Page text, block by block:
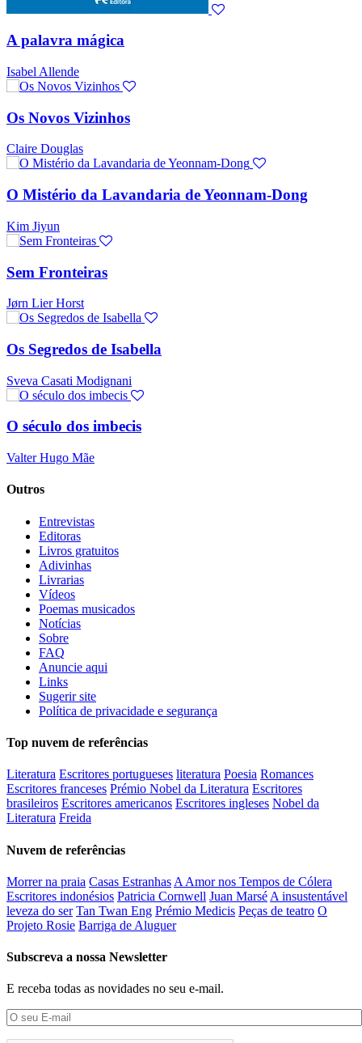
A palavra mágica
Isabel Allende
Os Novos Vizinhos
Claire Douglas
O Mistério da Lavandaria de Yeonnam-Dong
Kim Jiyun
Sem Fronteiras
Jørn Lier Horst
Os Segredos de Isabella
Sveva Casati Modignani
O século dos imbecis
Valter Hugo Mãe
Outros
Entrevistas
Editoras
Livros gratuitos
Adivinhas
Livrarias
Vídeos
Poemas musicados
Notícias
Sobre
FAQ
Anuncie aqui
Links
Sugerir site
Política de privacidade e segurança
Top nuvem de referências
Literatura Escritores portugueses literatura Poesia Romances
Escritores franceses Prémio Nobel da Literatura Escritores
brasileiros Escritores americanos Escritores ingleses Nobel da
Literatura Freida
Nuvem de referências
Morrer na praia Casas Estranhas A Amor nos Tempos de Cólera
Escritores indonésios Patricia Cornwell Juan Marsé A insustentável
leveza do ser Tan Twan Eng Prémio Medicis Peças de teatro O
Projeto Rosie Barriga de Aluguer
Subscreva a nossa Newsletter
E receba todas as novidades no seu e-mail.